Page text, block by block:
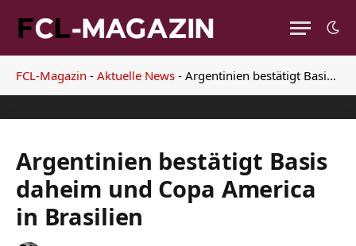
FCL-Magazin - Aktuelle News - Argentinien bestätigt Basis daheim und Copa America in Brasilien
Argentinien bestätigt Basis
daheim und Copa America
in Brasilien